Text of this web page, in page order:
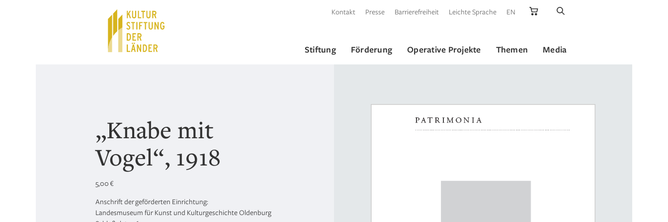
Kontakt Presse Barrierefreiheit Leichte Sprache EN
Stiftung Förderung Operative Projekte Themen Media
„Knabe mit
Vogel“, 1918
5,00€
Anschrift der geförderten Einrichtung:
Landesmuseum für Kunst und Kulturgeschichte Oldenburg